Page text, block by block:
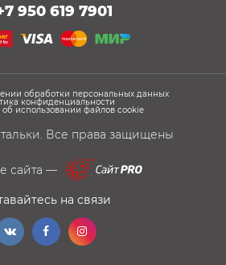
950 619 7901
обработки персональных данных
конфиденциальности
использовании файлов cookie
. Все права защищены
на связи
сайта —